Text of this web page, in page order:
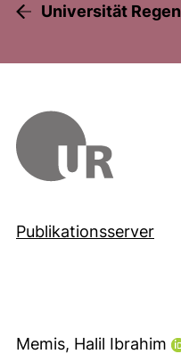
Universität
Publikationsserver
Memis, Halil Ibrahim